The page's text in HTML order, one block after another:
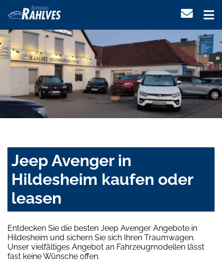
Jeep Avenger in
Hildesheim kaufen oder
leasen
Entdecken Sie die besten Jeep Avenger Angebote in
Hildesheim und sichern Sie sich Ihren Traumwagen.
Unser vielfältiges Angebot an Fahrzeugmodellen lässt
fast keine Wünsche offen.